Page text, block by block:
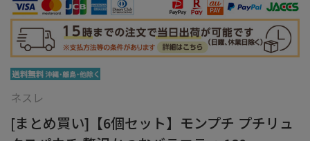
ネスレ
[まとめ買い]【6個セット】モンプチ プチリュ